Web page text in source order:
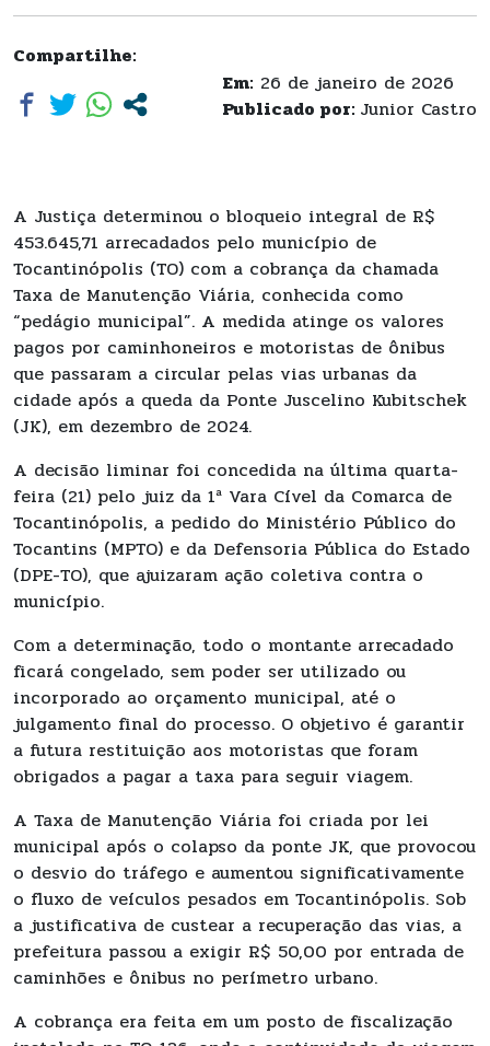
Compartilhe:
Em: 26 de janeiro de 2026
Publicado por: Junior Castro
A Justiça determinou o bloqueio integral de R$
453.645,71 arrecadados pelo município de
Tocantinópolis (TO) com a cobrança da chamada
Taxa de Manutenção Viária, conhecida como
“pedágio municipal”. A medida atinge os valores
pagos por caminhoneiros e motoristas de ônibus
que passaram a circular pelas vias urbanas da
cidade após a queda da Ponte Juscelino Kubitschek
(JK), em dezembro de 2024.
A decisão liminar foi concedida na última quarta-
feira (21) pelo juiz da 1ª Vara Cível da Comarca de
Tocantinópolis, a pedido do Ministério Público do
Tocantins (MPTO) e da Defensoria Pública do Estado
(DPE-TO), que ajuizaram ação coletiva contra o
município.
Com a determinação, todo o montante arrecadado
ficará congelado, sem poder ser utilizado ou
incorporado ao orçamento municipal, até o
julgamento final do processo. O objetivo é garantir
a futura restituição aos motoristas que foram
obrigados a pagar a taxa para seguir viagem.
A Taxa de Manutenção Viária foi criada por lei
municipal após o colapso da ponte JK, que provocou
o desvio do tráfego e aumentou significativamente
o fluxo de veículos pesados em Tocantinópolis. Sob
a justificativa de custear a recuperação das vias, a
prefeitura passou a exigir R$ 50,00 por entrada de
caminhões e ônibus no perímetro urbano.
A cobrança era feita em um posto de fiscalização